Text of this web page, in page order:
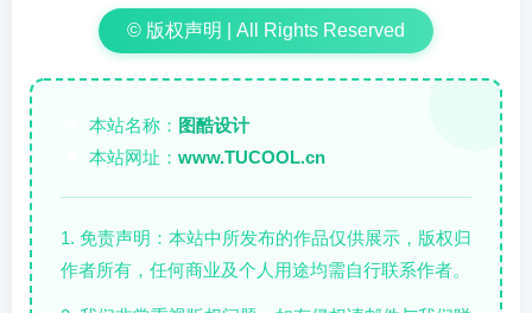
© 版权声明 | All Rights Reserved
本站名称： 图酷设计
本站网址： www.TUCOOL.cn
1. 免责声明：本站中所发布的作品仅供展示，版权归
作者所有，任何商业及个人用途均需自行联系作者。